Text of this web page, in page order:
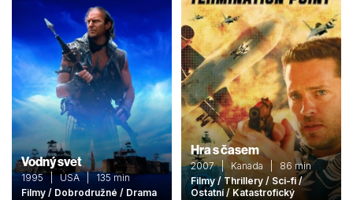
Vodný svet
1995 | USA | 135 min
Filmy / Dobrodružné / Drama
Hra s časem
2007 | Kanada | 86 min
Filmy / Thrillery / Sci-fi /
Ostatní / Katastrofický